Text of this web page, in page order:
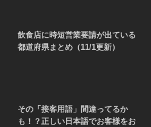
飲食店に時短営業要請が出ている
都道府県まとめ（11/1更新）
その「接客用語」間違ってるか
も！？正しい日本語でお客様をお